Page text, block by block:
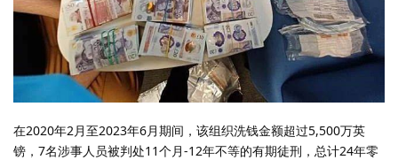
在2020年2月至2023年6月期间，该组织洗钱金额超过5,500万英
镑，7名涉事人员被判处11个月-12年不等的有期徒刑，总计24年零